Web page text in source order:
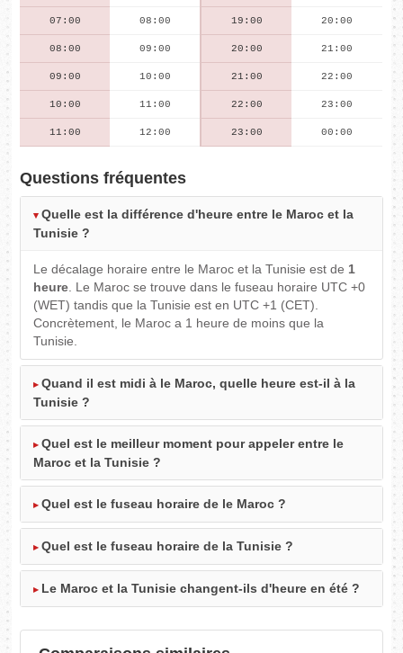
07:00 08:00 19:00 20:00
08:00 09:00 20:00 21:00
09:00 10:00 21:00 22:00
10:00 11:00 22:00 23:00
11:00 12:00 23:00 00:00
Questions fréquentes
Quelle est la différence d'heure entre le Maroc et la
Tunisie ?
Le décalage horaire entre le Maroc et la Tunisie est de 1
heure. Le Maroc se trouve dans le fuseau horaire UTC +0
(WET) tandis que la Tunisie est en UTC +1 (CET).
Concrètement, le Maroc a 1 heure de moins que la
Tunisie.
Quand il est midi à le Maroc, quelle heure est-il à la
Tunisie ?
Quel est le meilleur moment pour appeler entre le
Maroc et la Tunisie ?
Quel est le fuseau horaire de le Maroc ?
Quel est le fuseau horaire de la Tunisie ?
Le Maroc et la Tunisie changent-ils d'heure en été ?